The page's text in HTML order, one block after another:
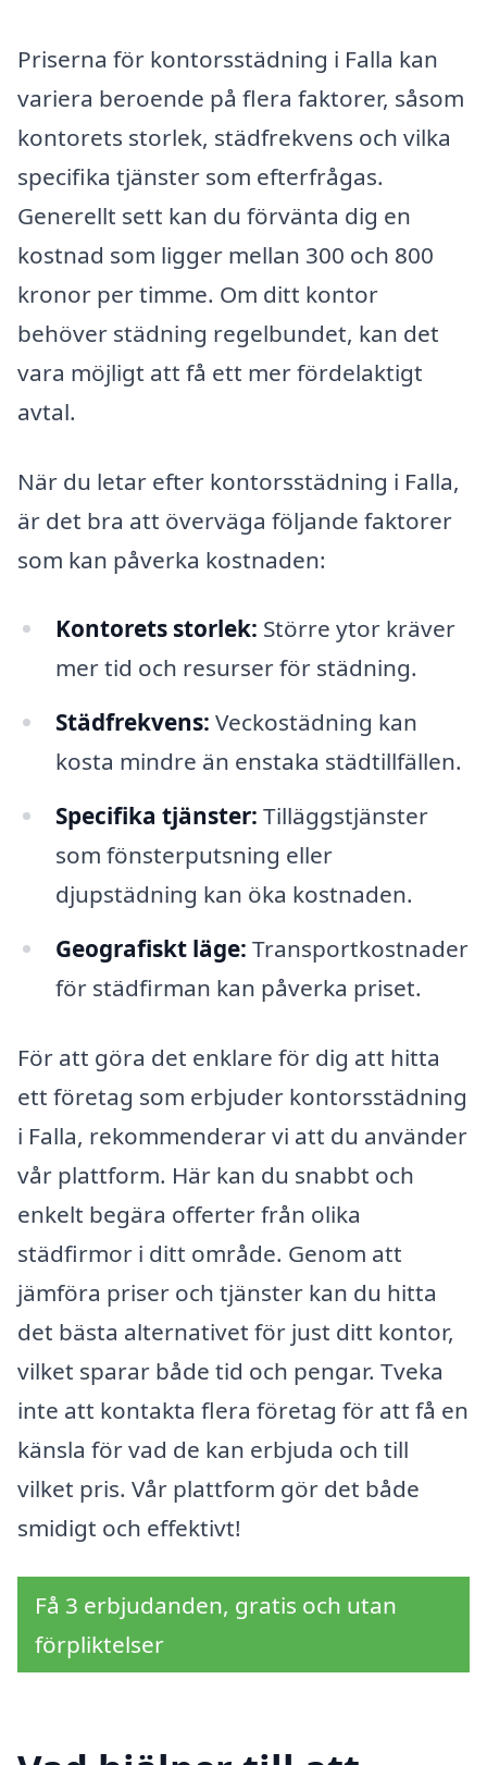
Priserna för kontorsstädning i Falla kan
variera beroende på flera faktorer, såsom
kontorets storlek, städfrekvens och vilka
specifika tjänster som efterfrågas.
Generellt sett kan du förvänta dig en
kostnad som ligger mellan 300 och 800
kronor per timme. Om ditt kontor
behöver städning regelbundet, kan det
vara möjligt att få ett mer fördelaktigt
avtal.
När du letar efter kontorsstädning i Falla,
är det bra att överväga följande faktorer
som kan påverka kostnaden:
Kontorets storlek: Större ytor kräver
mer tid och resurser för städning.
Städfrekvens: Veckostädning kan
kosta mindre än enstaka städtillfällen.
Specifika tjänster: Tilläggstjänster
som fönsterputsning eller
djupstädning kan öka kostnaden.
Geografiskt läge: Transportkostnader
för städfirman kan påverka priset.
För att göra det enklare för dig att hitta
ett företag som erbjuder kontorsstädning
i Falla, rekommenderar vi att du använder
vår plattform. Här kan du snabbt och
enkelt begära offerter från olika
städfirmor i ditt område. Genom att
jämföra priser och tjänster kan du hitta
det bästa alternativet för just ditt kontor,
vilket sparar både tid och pengar. Tveka
inte att kontakta flera företag för att få en
känsla för vad de kan erbjuda och till
vilket pris. Vår plattform gör det både
smidigt och effektivt!
Få 3 erbjudanden, gratis och utan
förpliktelser